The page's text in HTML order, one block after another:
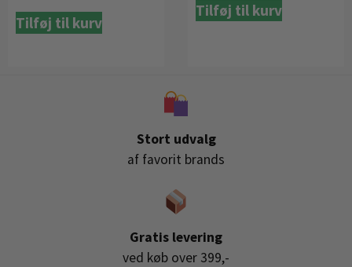
Tilføj til kurv
Tilføj til kurv
Stort udvalg
af favorit brands
Gratis levering
ved køb over 399,-